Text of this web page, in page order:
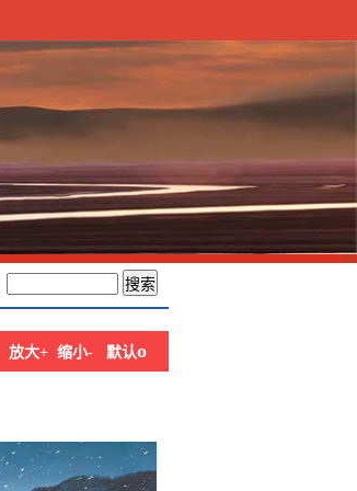
放大+ 缩小- 默认o